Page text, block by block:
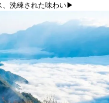
、洗練された味わい▶